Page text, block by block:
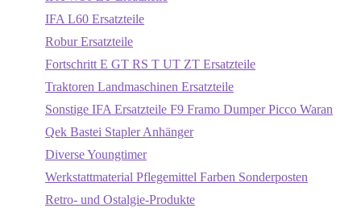
IFA L60 Ersatzteile
Robur Ersatzteile
Fortschritt E GT RS T UT ZT Ersatzteile
Traktoren Landmaschinen Ersatzteile
Sonstige IFA Ersatzteile F9 Framo Dumper Picco Waran
Qek Bastei Stapler Anhänger
Diverse Youngtimer
Werkstattmaterial Pflegemittel Farben Sonderposten
Retro- und Ostalgie-Produkte